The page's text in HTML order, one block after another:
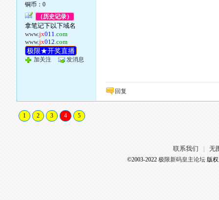
铜币：0
（历史记录）
拿笔记下以下域名
www.jx011.com
www.jx012.com
极限★开奖直播
加关注 发消息
回复
1 2 3 4 5
联系我们 无
©2003-2022 极限新码皇主论坛版权